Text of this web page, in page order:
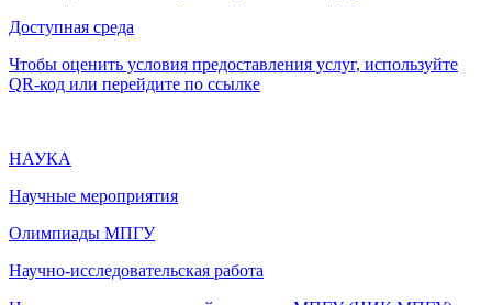
Доступная среда
Чтобы оценить условия предоставления услуг, используйте
QR-код или перейдите по ссылке
НАУКА
Научные мероприятия
Олимпиады МПГУ
Научно-исследовательская работа